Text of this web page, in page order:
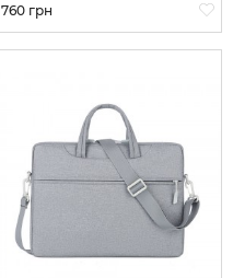
Цена
760 грн